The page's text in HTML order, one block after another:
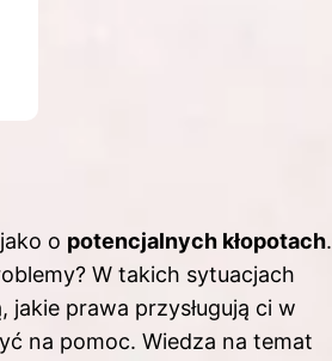
o potencjalnych kłopotach.
W takich sytuacjach
jakie prawa przysługują ci w
na pomoc. Wiedza na temat